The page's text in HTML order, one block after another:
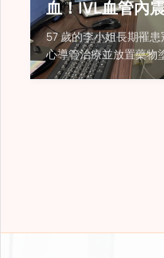
血！IVL血管內
改善心臟血流
57 歲的李小姐長期罹
心導管治療並放置藥物